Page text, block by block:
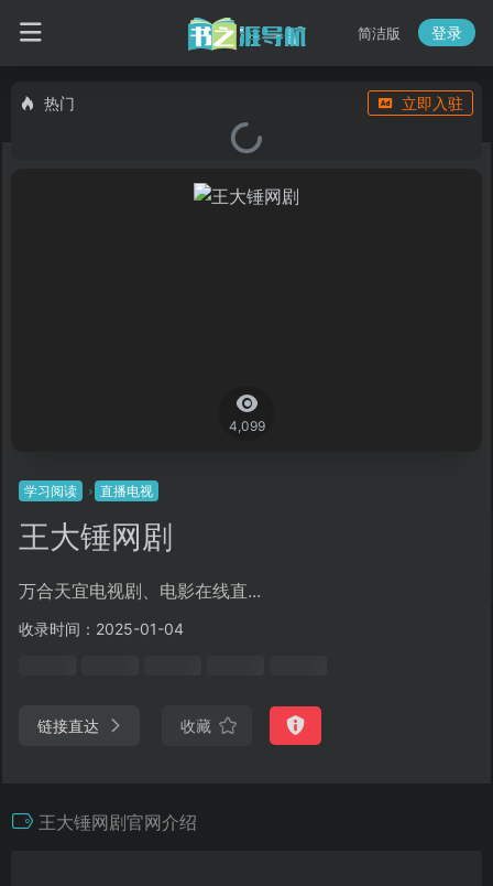
简洁版 登录
热门 立即入驻
4,099
学习阅读 直播电视
王大锤网剧
万合天宜电视剧、电影在线直...
收录时间：2025-01-04
链接直达 收藏
王大锤网剧官网介绍